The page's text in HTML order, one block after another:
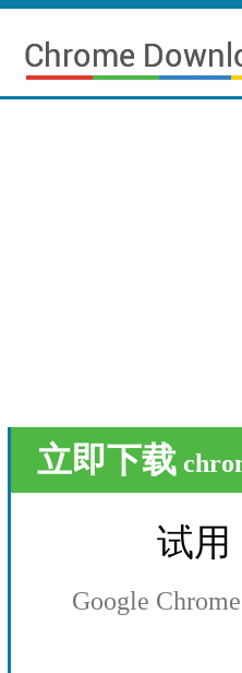
立即下载
试用
Google